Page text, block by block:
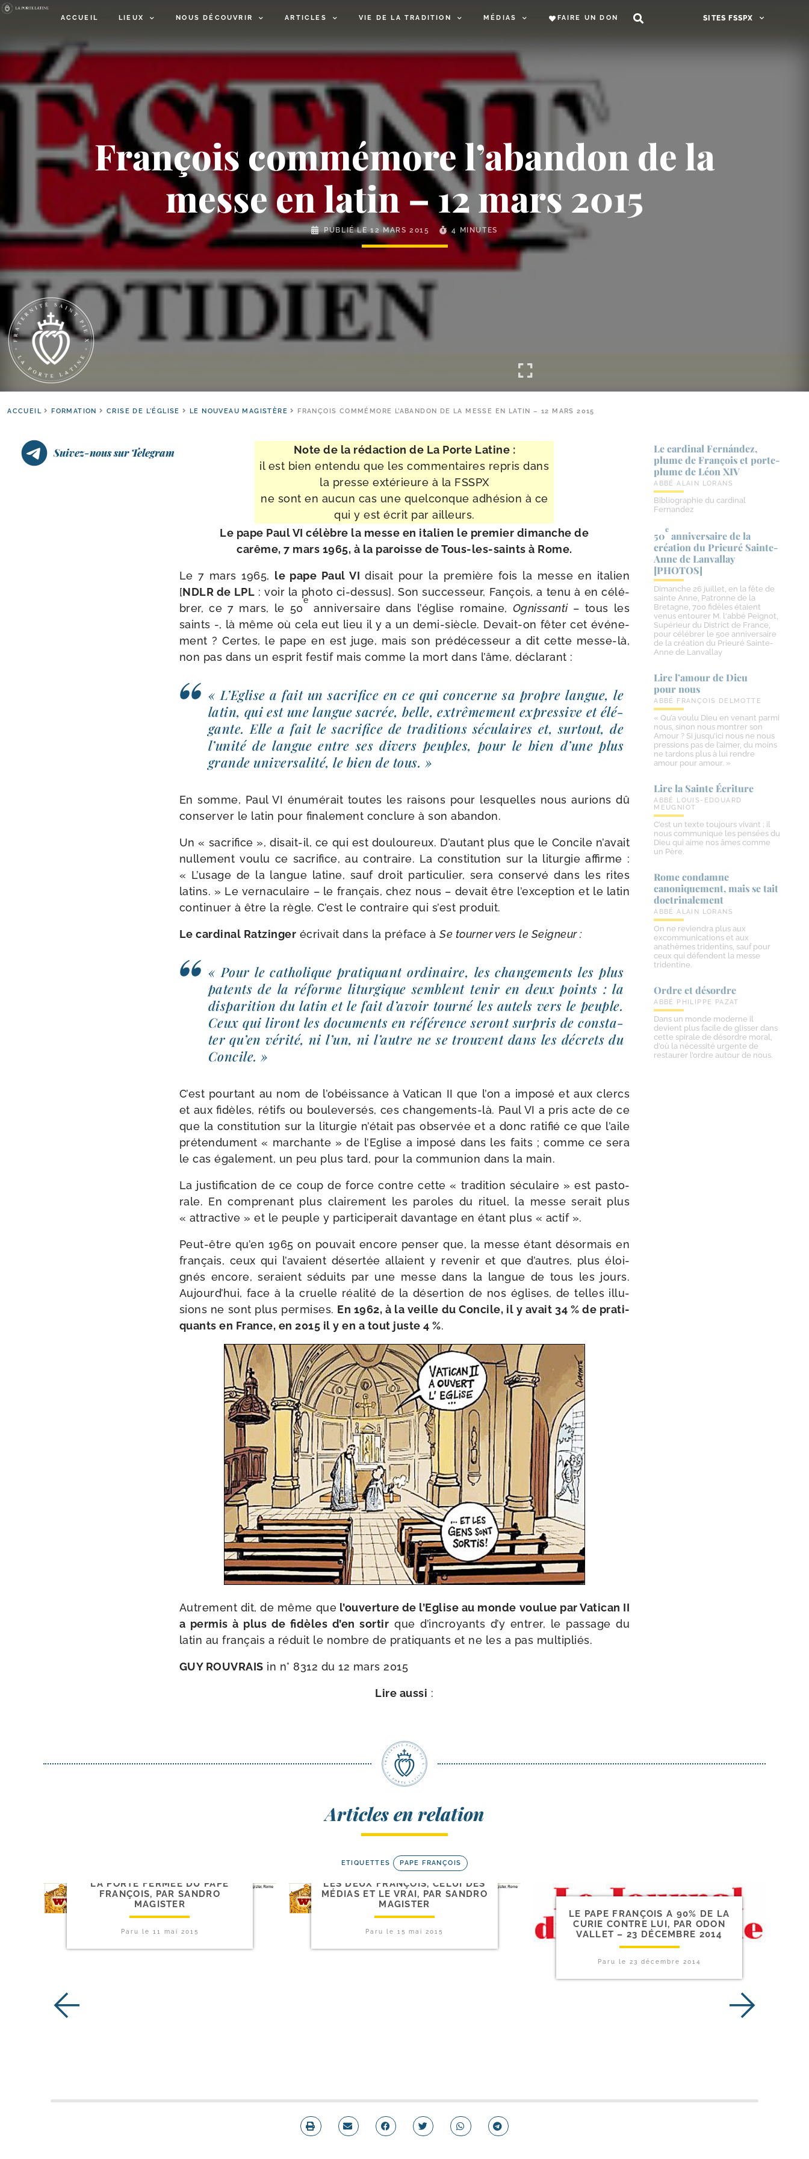
ACCUEIL LIEUX NOUS DÉCOUVRIR ARTICLES VIE DE LA TRADITION MÉDIAS FAIRE UN DON SITES FSSPX
François commémore l’abandon de la
messe en latin – 12 mars 2015
PUBLIÉ LE12 MARS 2015 4 MINUTES
ACCUEIL FORMATION CRISE DE L'ÉGLISE LE NOUVEAU MAGISTÈRE FRANÇOIS COMMÉMORE L’ABANDON DE LA MESSE EN LATIN – 12 MARS 2015
Suivez-nous sur Telegram
Note de la rédac­tion de La Porte Latine :
il est bien enten­du que les com­men­taires repris dans
la presse exté­rieure à la FSSPX
ne sont en aucun cas une quel­conque adhé­sion à ce
qui y est écrit par ailleurs.
Le pape Paul VI célèbre la messe en ita­lien le pre­mier dimanche de
carême, 7 mars 1965, à la paroisse de Tous-​les-​saints à Rome.
Le 7 mars 1965, le pape Paul VI disait pour la pre­mière fois la messe en ita­lien
[NDLR de LPL : voir la pho­to ci-​dessus]. Son suc­ces­seur, Fançois, a tenu à en célé­
brer, ce 7 mars, le 50
e
anni­ver­saire dans l’église romaine, Ognissanti– tous les
saints -, là même où cela eut lieu il y a un demi-​siècle. Devait-​on fêter cet évé­ne­
ment ? Certes, le pape en est juge, mais son pré­dé­ces­seur a dit cette messe-​là,
non pas dans un esprit fes­tif mais comme la mort dans l’âme, déclarant :
« L’Eglise a fait un sacri­fice en ce qui concerne sa propre langue, le
latin, qui est une langue sacrée, belle, extrê­me­ment expres­sive et élé­
gante. Elle a fait le sacri­fice de tra­di­tions sécu­laires et, sur­tout, de
l’unité de langue entre ses divers peuples, pour le bien d’une plus
grande uni­ver­sa­li­té, le bien de tous. »
En somme, Paul VI énu­mé­rait toutes les rai­sons pour les­quelles nous aurions dû
conser­ver le latin pour fina­le­ment conclure à son abandon.
Un « sacri­fice », disait-​il, ce qui est dou­lou­reux. D’autant plus que le Concile n’avait
nul­le­ment vou­lu ce sacri­fice, au contraire. La consti­tu­tion sur la litur­gie affirme :
« L’usage de la langue latine, sauf droit par­ti­cu­lier, sera conser­vé dans les rites
latins. » Le ver­na­cu­laire – le fran­çais, chez nous – devait être l’exception et le latin
conti­nuer à être la règle. C’est le contraire qui s’est produit.
Le car­di­nal Ratzinger écri­vait dans la pré­face àSe tour­ner vers le Seigneur :
« Pour le catho­lique pra­ti­quant ordi­naire, les chan­ge­ments les plus
patents de la réforme litur­gique semblent tenir en deux points : la
dis­pa­ri­tion du latin et le fait d’avoir tour­né les autels vers le peuple.
Ceux qui liront les docu­ments en réfé­rence seront sur­pris de consta­
ter qu’en véri­té, ni l’un, ni l’autre ne se trouvent dans les décrets du
Concile. »
C’est pour­tant au nom de l’obéissance à Vatican II que l’on a impo­sé et aux clercs
et aux fidèles, rétifs ou bou­le­ver­sés, ces changements-​là. Paul VI a pris acte de ce
que la consti­tu­tion sur la litur­gie n’était pas obser­vée et a donc rati­fié ce que l’aile
pré­ten­du­ment « mar­chante » de l’Eglise a impo­sé dans les faits ; comme ce sera
le cas éga­le­ment, un peu plus tard, pour la com­mu­nion dans la main.
La jus­ti­fi­ca­tion de ce coup de force contre cette « tra­di­tion sécu­laire » est pas­to­
rale. En com­pre­nant plus clai­re­ment les paroles du rituel, la messe serait plus
« attrac­tive » et le peuple y par­ti­ci­pe­rait davan­tage en étant plus « actif ».
Peut-​être qu’en 1965 on pou­vait encore pen­ser que, la messe étant désor­mais en
fran­çais, ceux qui l’avaient déser­tée allaient y reve­nir et que d’autres, plus éloi­
gnés encore, seraient séduits par une messe dans la langue de tous les jours.
Aujourd’hui, face à la cruelle réa­li­té de la déser­tion de nos églises, de telles illu­
sions ne sont plus per­mises. En 1962, à la veille du Concile, il y avait 34 % de pra­ti­
quants en France, en 2015 il y en a tout juste 4 %.
Autrement dit, de même que l’ouverture de l’Eglise au monde vou­lue par Vatican II
a per­mis à plus de fidèles d’en sor­tir que d’incroyants d’y entrer, le pas­sage du
latin au fran­çais a réduit le nombre de pra­ti­quants et ne les a pas multipliés.
GUY ROUVRAIS in n° 8312 du 12 mars 2015
Lire aus­si :
Le cardinal Fernández,
plume de François et porte-​
plume de Léon XIV
ABBÉ ALAIN LORANS
Bibliographie du cardinal
Fernandez
50
e
anniversaire de la
création du Prieuré Sainte-​
Anne de Lanvallay
[PHOTOS]
Dimanche 26 juillet, en la fête de
sainte Anne, Patronne de la
Bretagne, 700 fidèles étaient
venus entourer M. l'abbé Peignot,
Supérieur du District de France,
pour célébrer le 50e anniversaire
de la création du Prieuré Sainte-
Anne de Lanvallay
Lire l’amour de Dieu
pour nous
ABBÉ FRANÇOIS DELMOTTE
« Qu’a voulu Dieu en venant parmi
nous, sinon nous montrer son
Amour ? Si jusqu’ici nous ne nous
pressions pas de l’aimer, du moins
ne tardons plus à lui rendre
amour pour amour. »
Lire la Sainte Écriture
ABBÉ LOUIS-EDOUARD
MEUGNIOT
C’est un texte toujours vivant ; il
nous communique les pensées du
Dieu qui aime nos âmes comme
un Père.
Rome condamne
canoniquement, mais se tait
doctrinalement
ABBÉ ALAIN LORANS
On ne reviendra plus aux
excommunications et aux
anathèmes tridentins, sauf pour
ceux qui défendent la messe
tridentine.
Ordre et désordre
ABBÉ PHILIPPE PAZAT
Dans un monde moderne il
devient plus facile de glisser dans
cette spirale de désordre moral,
d’où la nécessité urgente de
restaurer l’ordre autour de nous.
Articles en relation
ETIQUETTES PAPE FRANÇOIS
LA PORTE FERMÉE DU PAPE
FRANÇOIS, PAR SANDRO
MAGISTER
Paru le 11 mai 2015
LES DEUX FRANÇOIS, CELUI DES
MÉDIAS ET LE VRAI, PAR SANDRO
MAGISTER
Paru le15 mai 2015
LE PAPE FRANÇOIS A 90% DE LA
CURIE CONTRE LUI, PAR ODON
VALLET – 23 DÉCEMBRE 2014
Paru le 23 décembre 2014